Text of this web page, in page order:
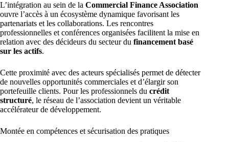
L’intégration au sein de la Commercial Finance Association
ouvre l’accès à un écosystème dynamique favorisant les
partenariats et les collaborations. Les rencontres
professionnelles et conférences organisées facilitent la mise en
relation avec des décideurs du secteur du financement basé
sur les actifs.
Cette proximité avec des acteurs spécialisés permet de détecter
de nouvelles opportunités commerciales et d’élargir son
portefeuille clients. Pour les professionnels du crédit
structuré, le réseau de l’association devient un véritable
accélérateur de développement.
Montée en compétences et sécurisation des pratiques